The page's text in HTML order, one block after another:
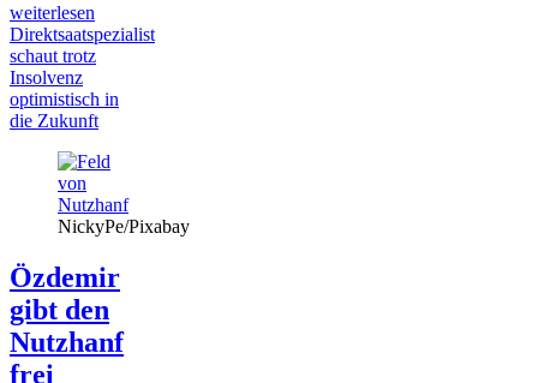
weiterlesen
Direktsaatspezialist
schaut trotz
Insolvenz
optimistisch in
die Zukunft
NickyPe/Pixabay
Özdemir
gibt den
Nutzhanf
frei